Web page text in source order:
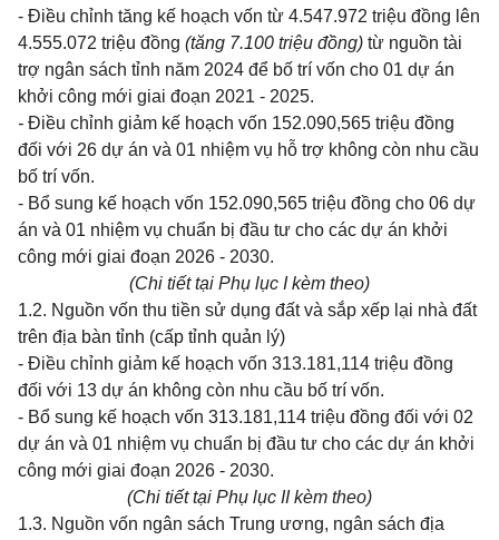
- Điều chỉnh tăng kế hoạch vốn từ 4.547.972 triệu đồng lên
4.555.072 triệu đồng (tăng 7.100 triệu đồng) từ nguồn tài
trợ ngân sách tỉnh năm 2024 để bố trí vốn cho 01 dự án
khởi công mới giai đoạn 2021 - 2025.
- Điều chỉnh giảm kế hoạch vốn 152.090,565 triệu đồng
đối với 26 dự án và 01 nhiệm vụ hỗ trợ không còn nhu cầu
bố trí vốn.
- Bổ sung kế hoạch vốn 152.090,565 triệu đồng cho 06 dự
án và 01 nhiệm vụ chuẩn bị đầu tư cho các dự án khởi
công mới giai đoạn 2026 - 2030.
(Chi tiết tại Phụ lục I kèm theo)
1.2. Nguồn vốn thu tiền sử dụng đất và sắp xếp lại nhà đất
trên địa bàn tỉnh (cấp tỉnh quản lý)
- Điều chỉnh giảm kế hoạch vốn 313.181,114 triệu đồng
đối với 13 dự án không còn nhu cầu bố trí vốn.
- Bổ sung kế hoạch vốn 313.181,114 triệu đồng đối với 02
dự án và 01 nhiệm vụ chuẩn bị đầu tư cho các dự án khởi
công mới giai đoạn 2026 - 2030.
(Chi tiết tại Phụ lục II kèm theo)
1.3. Nguồn vốn ngân sách Trung ương, ngân sách địa